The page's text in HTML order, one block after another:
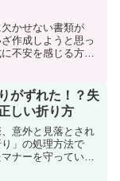
かせない書類が
作成しようと思っ
不安を感じる方も
実践できる、無料
の作成...
がずれた！？失
しい折り方
意外と見落とされ
」の処理方法で
ナーを守っていて